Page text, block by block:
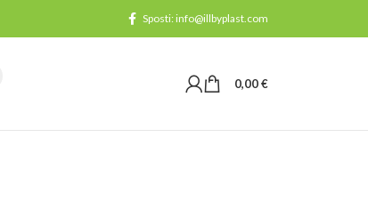
Sposti: info@illbyplast.com
0,00€